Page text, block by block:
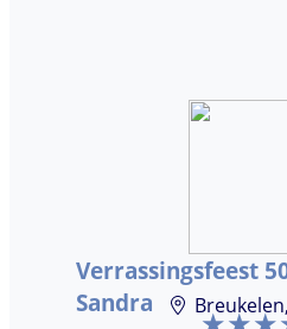
goed is gedanst!
Verrassingsfeest
Sandra